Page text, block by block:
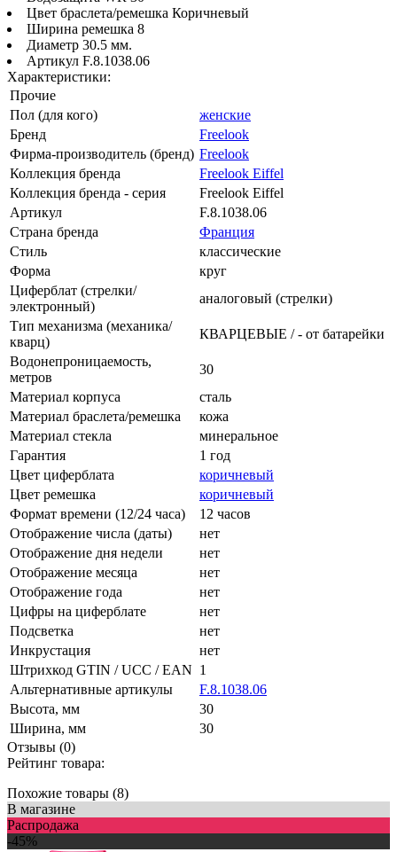
Цвет браслета/ремешка Коричневый
Ширина ремешка 8
Диаметр 30.5 мм.
Артикул F.8.1038.06
Характеристики:
Прочие
Пол (для кого)
женские
Бренд
Freelook
Фирма-производитель (бренд) Freelook
Коллекция бренда
Freelook Eiffel
Коллекция бренда - серия
Freelook Eiffel
Артикул
F.8.1038.06
Страна бренда
Франция
Стиль
классические
Форма
круг
Циферблат (стрелки/
электронный)
аналоговый (стрелки)
Тип механизма (механика/
кварц)
КВАРЦЕВЫЕ / - от батарейки
Водонепроницаемость,
метров
30
Материал корпуса
сталь
Материал браслета/ремешка
кожа
Материал стекла
минеральное
Гарантия
1 год
Цвет циферблата
коричневый
Цвет ремешка
коричневый
Формат времени (12/24 часа)
12 часов
Отображение числа (даты)
нет
Отображение дня недели
нет
Отображение месяца
нет
Отображение года
нет
Цифры на циферблате
нет
Подсветка
нет
Инкрустация
нет
Штрихкод GTIN / UCC / EAN 1
Альтернативные артикулы
F.8.1038.06
Высота, мм
30
Ширина, мм
30
Отзывы (0)
Рейтинг товара:
Похожие товары (8)
В магазине
Распродажа
-45%